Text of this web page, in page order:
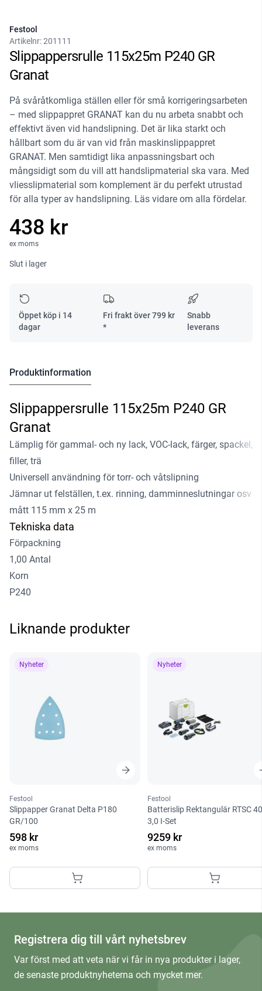
Festool
Artikelnr:201111
Slippappersrulle 115x25m P240 GR
Granat
På svåråtkomliga ställen eller för små korrigeringsarbeten
– med slippappret GRANAT kan du nu arbeta snabbt och
effektivt även vid handslipning. Det är lika starkt och
hållbart som du är van vid från maskinslippappret
GRANAT. Men samtidigt lika anpassningsbart och
mångsidigt som du vill att handslipmaterial ska vara. Med
vliesslipmaterial som komplement är du perfekt utrustad
för alla typer av handslipning. Läs vidare om alla fördelar.
438 kr
ex moms
Slut i lager
Öppet köp i 14
dagar
Fri frakt över799 kr
*
Snabb
leverans
Produktinformation
Slippappersrulle 115x25m P240 GR
Granat
Lämplig för gammal- och ny lack, VOC-lack, färger, spackel,
filler, trä
Universell användning för torr- och våtslipning
Jämnar ut felställen, t.ex. rinning, damminneslutningar osv
mått 115 mm x 25 m
Tekniska data
Förpackning
1,00 Antal
Korn
P240
Liknande produkter
Nyheter
Festool
Slippapper Granat Delta P180
GR/100
598 kr
ex moms
Nyheter
Festool
Batterislip Rektangulär RTSC
3,0 I-Set
9259 kr
ex moms
Registrera dig till vårt nyhetsbrev
Var först med att veta när vi får in nya produkter i lager,
de senaste produktnyheterna och mycket mer.